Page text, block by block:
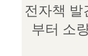
전자책 발
부터 소